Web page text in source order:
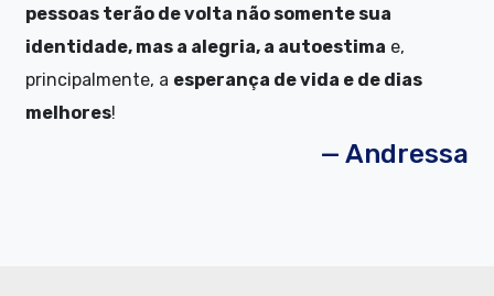
pessoas terão de volta não somente sua
identidade, mas a alegria, a autoestima e,
principalmente, a esperança de vida e de dias
melhores!
— Andressa